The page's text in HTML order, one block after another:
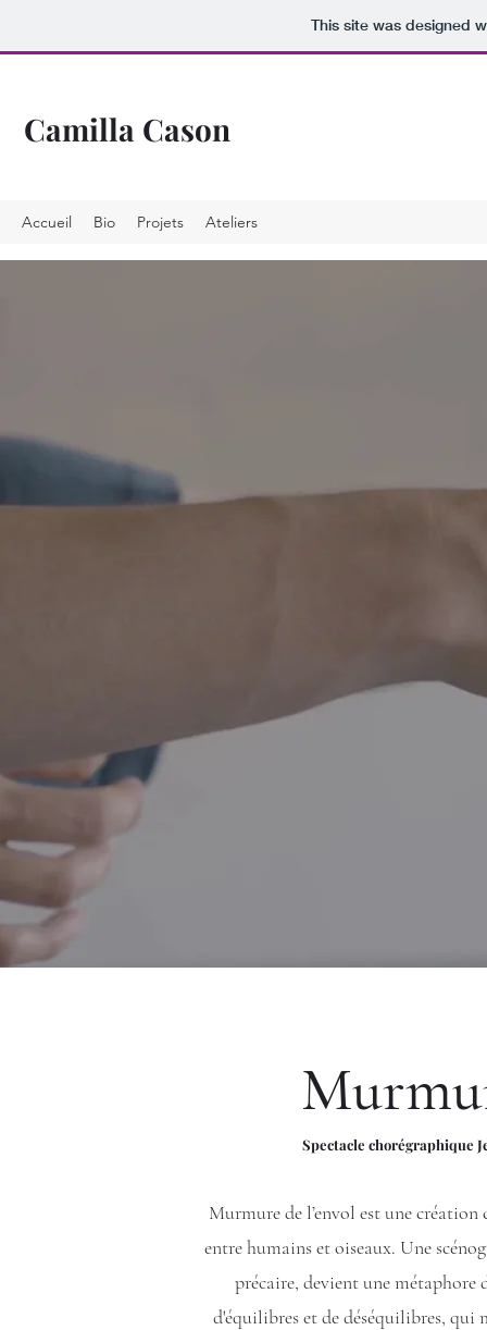
This site was designed
Camilla Cason
Accueil Bio Projets Ateliers
Spectacle chorégraphique
Murmure de l’envol est une
entre humains et oiseaux. Une
précaire, devient une métaphore
d'équilibres et de déséquilibres, qui